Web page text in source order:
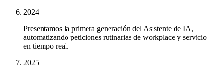
2024
Presentamos la primera generación del Asistente de IA,
automatizando peticiones rutinarias de workplace y servicio
en tiempo real.
2025